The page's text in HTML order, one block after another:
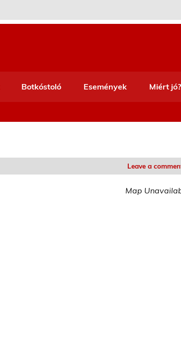
Botkóstoló Események Miért jó?
Leave a
Map